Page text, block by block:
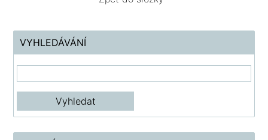
VYHLEDÁVÁNÍ